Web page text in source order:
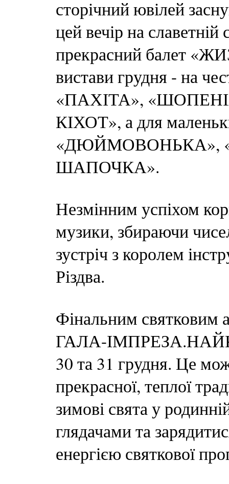
сторічний ювілей
цей вечір на
прекрасний балет
вистави грудня - на
«ПАХІТА»,
КІХОТ», а для
«ДЮЙМОВОНЬКА»,
ШАПОЧКА».
Незмінним успіхом
музики, збираючи
зустріч з королем
Різдва.
Фінальним
ГАЛА-
30 та 31 грудня. Це
прекрасної, теплої
зимові свята у
глядачами та
енергією святкової